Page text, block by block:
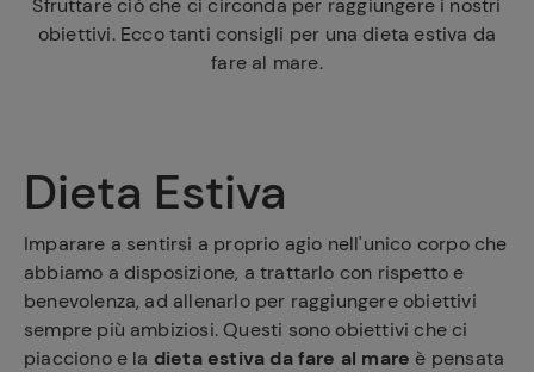
Sfruttare ciò che ci circonda per raggiungere i nostri
obiettivi. Ecco tanti consigli per una dieta estiva da
fare al mare.
Dieta Estiva
Imparare a sentirsi a proprio agio nell'unico corpo che
abbiamo a disposizione, a trattarlo con rispetto e
benevolenza, ad allenarlo per raggiungere obiettivi
sempre più ambiziosi. Questi sono obiettivi che ci
piacciono e la dieta estiva da fare al mare è pensata